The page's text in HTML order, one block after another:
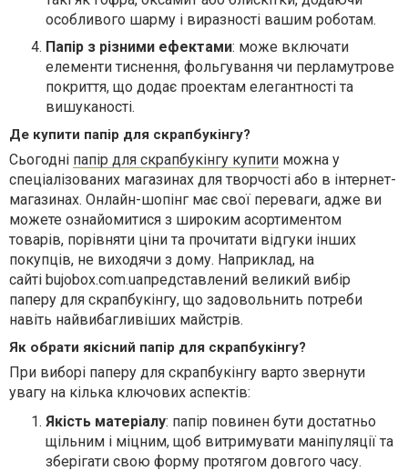
особливого шарму і виразності вашим роботам.
Папір з різними ефектами: може включати
елементи тиснення, фольгування чи перламутрове
покриття, що додає проектам елегантності та
вишуканості.
Де купити папір для скрапбукінгу?
Сьогодні папір для скрапбукінгу купити можна у
спеціалізованих магазинах для творчості або в інтернет-
магазинах. Онлайн-шопінг має свої переваги, адже ви
можете ознайомитися з широким асортиментом
товарів, порівняти ціни та прочитати відгуки інших
покупців, не виходячи з дому. Наприклад, на
сайті bujobox.com.uaпредставлений великий вибір
паперу для скрапбукінгу, що задовольнить потреби
навіть найвибагливіших майстрів.
Як обрати якісний папір для скрапбукінгу?
При виборі паперу для скрапбукінгу варто звернути
увагу на кілька ключових аспектів:
Якість матеріалу: папір повинен бути достатньо
щільним і міцним, щоб витримувати маніпуляції та
зберігати свою форму протягом довгого часу.